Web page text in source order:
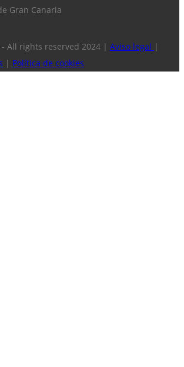
Gran Canaria
All rights reserved 2024 | Aviso legal |
| Política de cookies